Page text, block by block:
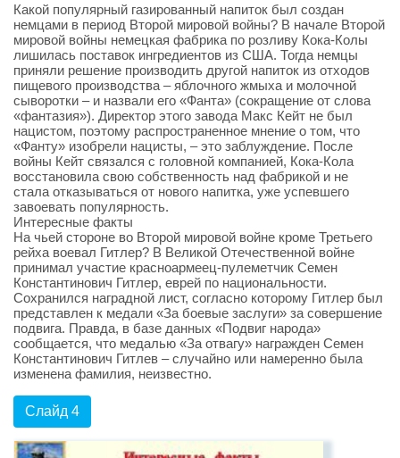
Какой популярный газированный напиток был создан
немцами в период Второй мировой войны? В начале Второй
мировой войны немецкая фабрика по розливу Кока-Колы
лишилась поставок ингредиентов из США. Тогда немцы
приняли решение производить другой напиток из отходов
пищевого производства – яблочного жмыха и молочной
сыворотки – и назвали его «Фанта» (сокращение от слова
«фантазия»). Директор этого завода Макс Кейт не был
нацистом, поэтому распространенное мнение о том, что
«Фанту» изобрели нацисты, – это заблуждение. После
войны Кейт связался с головной компанией, Кока-Кола
восстановила свою собственность над фабрикой и не
стала отказываться от нового напитка, уже успевшего
завоевать популярность.
Интересные факты
На чьей стороне во Второй мировой войне кроме Третьего
рейха воевал Гитлер? В Великой Отечественной войне
принимал участие красноармеец-пулеметчик Семен
Константинович Гитлер, еврей по национальности.
Сохранился наградной лист, согласно которому Гитлер был
представлен к медали «За боевые заслуги» за совершение
подвига. Правда, в базе данных «Подвиг народа»
сообщается, что медалью «За отвагу» награжден Семен
Константинович Гитлев – случайно или намеренно была
изменена фамилия, неизвестно.
Слайд 4